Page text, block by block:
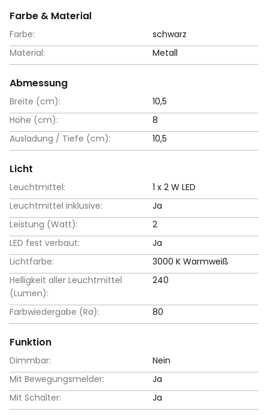
Farbe & Material
Farbe:
schwarz
Material:
Metall
Abmessung
Breite (cm):
10,5
Höhe (cm):
8
Ausladung / Tiefe (cm):
10,5
Licht
Leuchtmittel:
1 x 2 W LED
Leuchtmittel inklusive:
Ja
Leistung (Watt):
2
LED fest verbaut:
Ja
Lichtfarbe:
3000 K Warmweiß
Helligkeit aller Leuchtmittel
(Lumen):
240
Farbwiedergabe (Ra): 80
Funktion
Dimmbar:
Nein
Mit Bewegungsmelder:
Ja
Mit Schalter:
Ja